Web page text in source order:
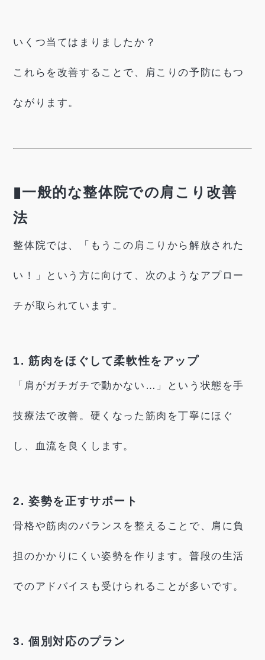
いくつ当てはまりましたか？
これらを改善することで、肩こりの予防にもつ
ながります。
▮一般的な整体院での肩こり改善
法
整体院では、「もうこの肩こりから解放された
い！」という方に向けて、次のようなアプロー
チが取られています。
1. 筋肉をほぐして柔軟性をアップ
「肩がガチガチで動かない…」という状態を手
技療法で改善。硬くなった筋肉を丁寧にほぐ
し、血流を良くします。
2. 姿勢を正すサポート
骨格や筋肉のバランスを整えることで、肩に負
担のかかりにくい姿勢を作ります。普段の生活
でのアドバイスも受けられることが多いです。
3. 個別対応のプラン